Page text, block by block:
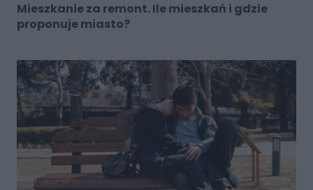
Mieszkanie za remont. Ile mieszkań i gdzie
proponuje miasto?